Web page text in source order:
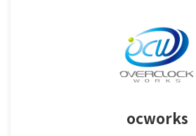
ocworks